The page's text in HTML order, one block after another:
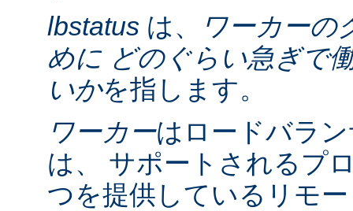
lbstatus は、
ワーカーの
めに どのぐらい急ぎで
いかを指します。
ワーカーはロードバラ
は、 サポートされるプ
つを提供しているリモ